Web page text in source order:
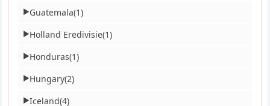
▶Guatemala(1)
▶Holland Eredivisie(1)
▶Honduras(1)
▶Hungary(2)
▶Iceland(4)